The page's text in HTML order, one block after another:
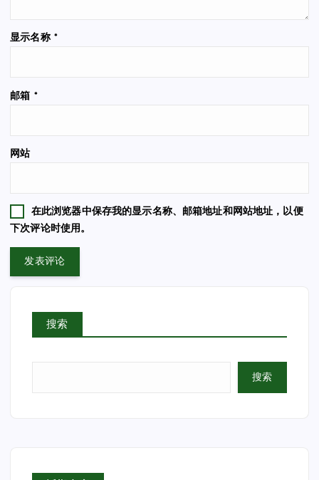
显示名称 *
邮箱 *
网站
在此浏览器中保存我的显示名称、邮箱地址和网站地址，以便
下次评论时使用。
搜索
搜索